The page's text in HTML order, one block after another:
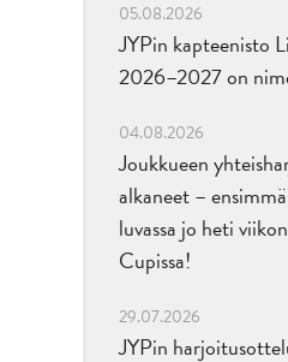
05.08.2026
JYPin kapteenisto
2026–2027 on
04.08.2026
Joukkueen
alkaneet –
luvassa jo heti
Cupissa!
29.07.2026
JYPin